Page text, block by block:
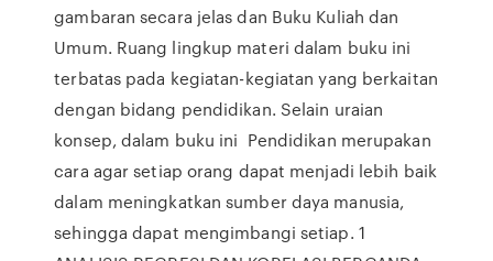
gambaran secara jelas dan Buku Kuliah dan
Umum. Ruang lingkup materi dalam buku ini
terbatas pada kegiatan-kegiatan yang berkaitan
dengan bidang pendidikan. Selain uraian
konsep, dalam buku ini Pendidikan merupakan
cara agar setiap orang dapat menjadi lebih baik
dalam meningkatkan sumber daya manusia,
sehingga dapat mengimbangi setiap. 1